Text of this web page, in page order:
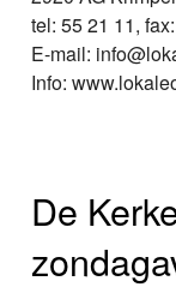
tel: 55 21 11,
E-mail:
Info:
De